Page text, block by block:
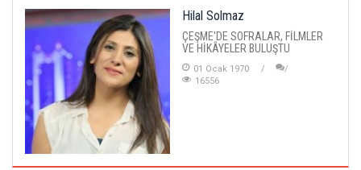
Hilal Solmaz
ÇEŞME'DE SOFRALAR, FİLMLER
VE HİKÂYELER BULUŞTU
01 Ocak 1970
16556